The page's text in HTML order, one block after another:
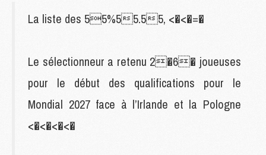
La liste des 55%55.55, <�<�=�
Le sélectionneur a retenu 2�6� joueuses
pour le début des qualifications pour le
Mondial 2027 face à l’Irlande et la Pologne
<�<�<�<�